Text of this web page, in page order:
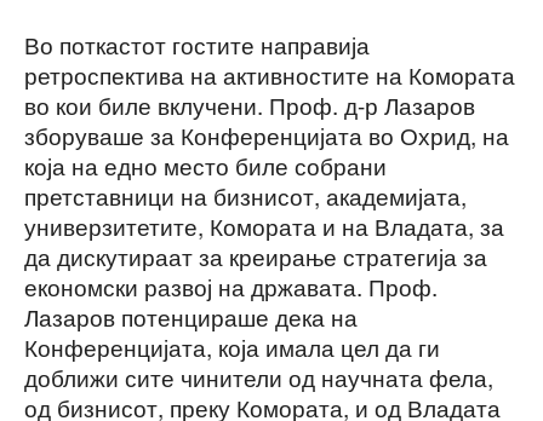
Во поткастот гостите направија
ретроспектива на активностите на Комората
во кои биле вклучени. Проф. д-р Лазаров
зборуваше за Конференцијата во Охрид, на
која на едно место биле собрани
претставници на бизнисот, академијата,
универзитетите, Комората и на Владата, за
да дискутираат за креирање стратегија за
економски развој на државата. Проф.
Лазаров потенцираше дека на
Конференцијата, која имала цел да ги
доближи сите чинители од научната фела,
од бизнисот, преку Комората, и од Владата